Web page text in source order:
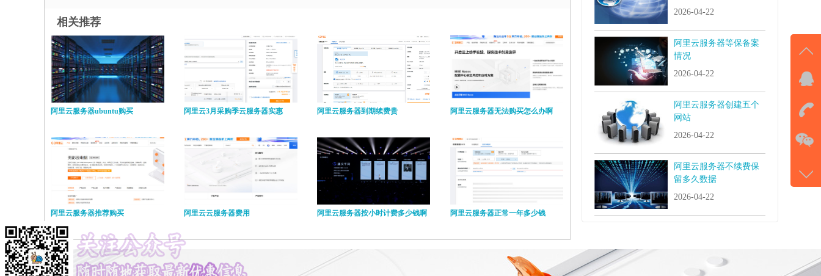
相关推荐
阿里云服务器ubuntu购买 阿里云3月采购季云服务器实惠 阿里云服务器到期续费贵 阿里云服务器无法购买怎么办啊
阿里云服务器推荐购买 阿里云云服务器费用 阿里云服务器按小时计费多少钱啊 阿里云服务器正常一年多少钱
2026-04-22
阿里云服务器等保备案
情况
2026-04-22
阿里云服务器创建五个
网站
2026-04-22
阿里云服务器不续费保
留多久数据
2026-04-22
QQ
击
177-